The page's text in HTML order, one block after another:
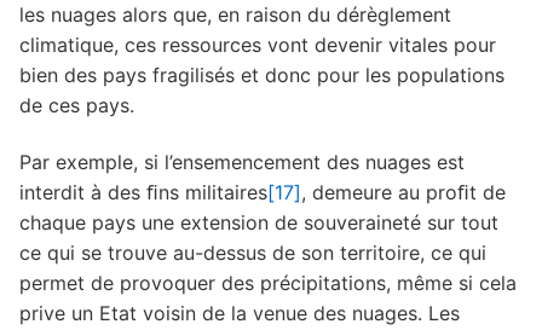
les nuages alors que, en raison du dérèglement
climatique, ces ressources vont devenir vitales pour
bien des pays fragilisés et donc pour les populations
de ces pays.
Par exemple, si l’ensemencement des nuages est
interdit à des ﬁns militaires[17], demeure au proﬁt de
chaque pays une extension de souveraineté sur tout
ce qui se trouve au-dessus de son territoire, ce qui
permet de provoquer des précipitations, même si cela
prive un Etat voisin de la venue des nuages. Les